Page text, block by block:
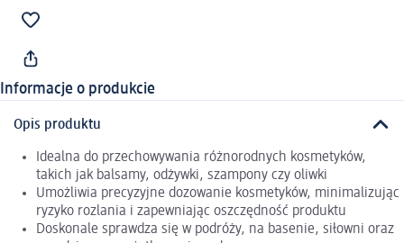
Informacje o produkcie
Opis produktu
Idealna do przechowywania różnorodnych kosmetyków,
takich jak balsamy, odżywki, szampony czy oliwki
Umożliwia precyzyjne dozowanie kosmetyków, minimalizując
ryzyko rozlania i zapewniając oszczędność produktu
Doskonale sprawdza się w podróży, na basenie, siłowni oraz